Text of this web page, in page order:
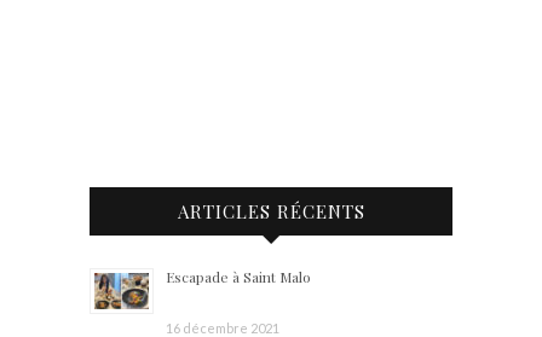
ARTICLES RÉCENTS
Escapade à Saint Malo
16 décembre 2021